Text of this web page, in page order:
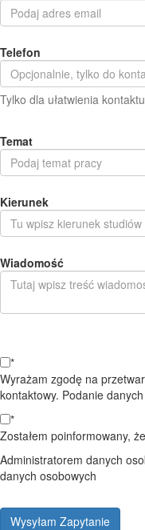
Telefon
Tylko dla ułatwienia kontaktu
Temat
Kierunek
Wiadomość
*
Wyrażam zgodę na
kontaktowy. Podanie
*
Zostałem poinformowany,
Administratorem danych
danych osobowych
Wysyłam Zapytanie